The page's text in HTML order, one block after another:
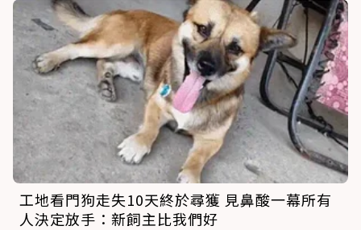
工地看門狗走失10天終於尋獲 見鼻酸一幕所有
人決定放手：新飼主比我們好